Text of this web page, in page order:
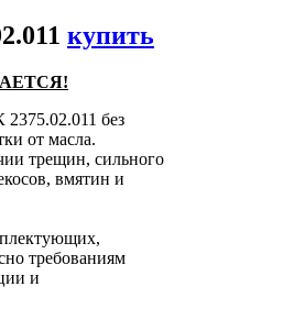
купить
2375.02.011 без
от масла.
трещин, сильного
вмятин и
требованиям
и